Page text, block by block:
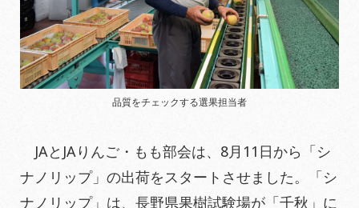
品質をチェックする選果担当者
JAとJAりんご・もも部会は、8月11日から「シ
ナノリップ」の出荷をスタートさせました。「シ
ナノリップ」は、長野県果樹試験場が「千秋」に